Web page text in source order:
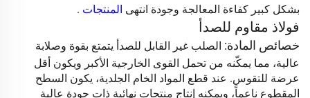
بشكل كبير كفاءة المعالجة وجودة انتهى المنتجات .
فولاذ مقاوم للصدأ
خصائص المادة: الصلب غير القابل للصدأ يتمتع بقوة وصلابة
عالية، مما يمكّنه من تحمل القوى الخارجية الأكبر ويكون أقل
عرضة للتقوس. عند قطع المواد الخام الجلدية، يكون السطح
المقطوع ناعماً، ويمكنه إنتاج منتجات نهائية ذات جودة عالية